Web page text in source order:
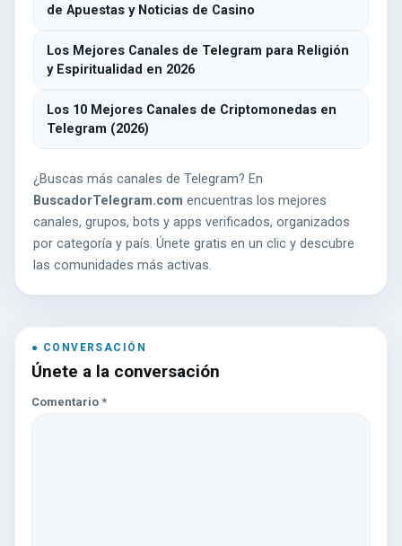
de Apuestas y Noticias de Casino
Los Mejores Canales de Telegram para Religión
y Espiritualidad en 2026
Los 10 Mejores Canales de Criptomonedas en
Telegram (2026)
¿Buscas más canales de Telegram? En
BuscadorTelegram.com encuentras los mejores
canales, grupos, bots y apps verificados, organizados
por categoría y país. Únete gratis en un clic y descubre
las comunidades más activas.
Únete a la conversación
Comentario *